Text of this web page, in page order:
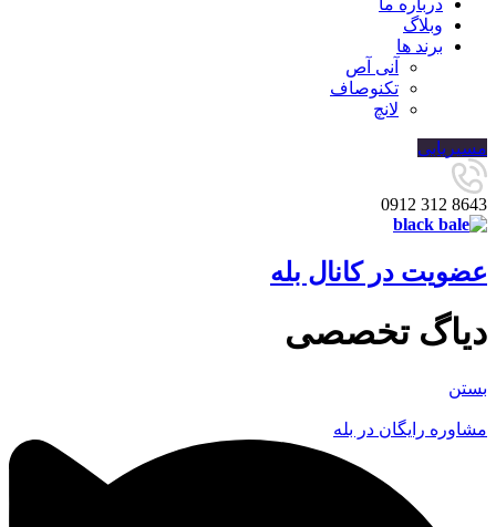
درباره ما
وبلاگ
برند ها
آنی آص
تکنوصاف
لانچ
مسیریابی
8643 312 0912
عضویت در کانال بله
دیاگ تخصصی
بستن
مشاوره رایگان در بله